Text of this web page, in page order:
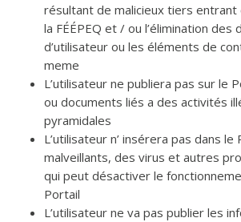
résultant de malicieux tiers entrant
la FÉÉPEQ et / ou l’élimination des
d’utilisateur ou les éléments de
meme
L’utilisateur ne publiera pas sur le
ou documents liés a des activités
pyramidales
L’utilisateur n’ insérera pas dans
malveillants, des virus et autres
qui peut désactiver le
Portail
L’utilisateur ne va pas publier les